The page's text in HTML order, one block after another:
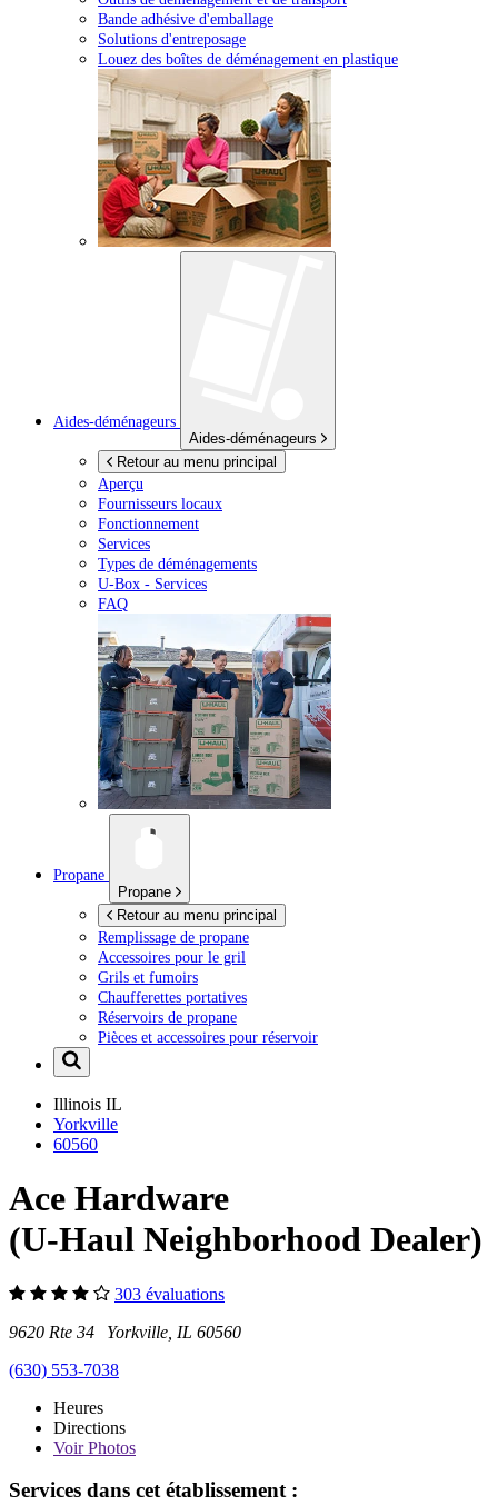
Bande adhésive d'emballage
Solutions d'entreposage
Louez des boîtes de déménagement en plastique
Aides-déménageurs
Aides-déménageurs
Retour au menu principal
Aperçu
Fournisseurs locaux
Fonctionnement
Services
Types de déménagements
U-Box - Services
FAQ
Propane
Propane
Retour au menu principal
Remplissage de propane
Accessoires pour le gril
Grils et fumoirs
Chaufferettes portatives
Réservoirs de propane
Pièces et accessoires pour réservoir
Illinois IL
Yorkville
60560
Ace Hardware
(U-Haul Neighborhood Dealer)
303 évaluations
9620 Rte 34 Yorkville, IL 60560
(630) 553-7038
Heures
Directions
VoirPhotos
Services dans cet établissement :